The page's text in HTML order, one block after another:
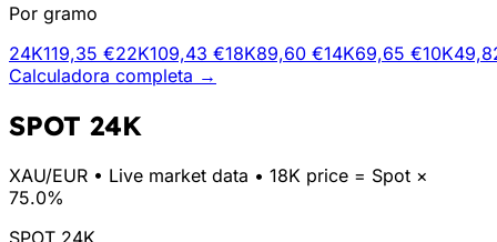
Por gramo
24K119,35 €22K109,43 €18K89,60 €14K69,65 €10K
Calculadora completa →
SPOT 24K
XAU/EUR • Live market data • 18K price = Spot ×
75.0%